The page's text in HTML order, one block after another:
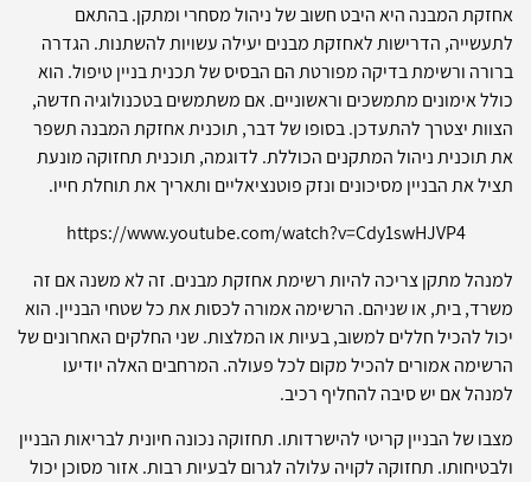
אחזקת המבנה היא היבט חשוב של ניהול מסחרי ומתקן. בהתאם
לתעשייה, הדרישות לאחזקת מבנים יעילה עשויות להשתנות. הגדרה
ברורה ורשימת בדיקה מפורטת הם הבסיס של תכנית בניין טיפול. הוא
כולל אימונים מתמשכים וראשוניים. אם משתמשים בטכנולוגיה חדשה,
הצוות יצטרך להתעדכן. בסופו של דבר, תוכנית אחזקת המבנה תשפר
את תוכנית ניהול המתקנים הכוללת. לדוגמה, תוכנית תחזוקה מונעת
תציל את הבניין מסיכונים ונזק פוטנציאליים ותאריך את תוחלת חייו.
https://www.youtube.com/watch?v=Cdy1swHJVP4
למנהל מתקן צריכה להיות רשימת אחזקת מבנים. זה לא משנה אם זה
משרד, בית, או שניהם. הרשימה אמורה לכסות את כל שטחי הבניין. הוא
יכול להכיל חללים למשוב, בעיות או המלצות. שני החלקים האחרונים של
הרשימה אמורים להכיל מקום לכל פעולה. המרחבים האלה יודיעו
למנהל אם יש סיבה להחליף רכיב.
מצבו של הבניין קריטי להישרדותו. תחזוקה נכונה חיונית לבריאות הבניין
ולבטיחותו. תחזוקה לקויה עלולה לגרום לבעיות רבות. אזור מסוכן יכול